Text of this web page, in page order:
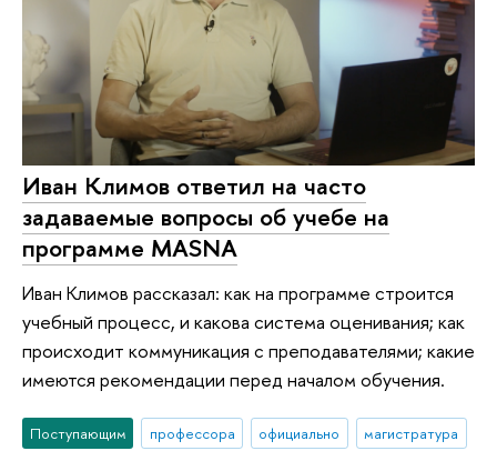
Иван Климов ответил на часто
задаваемые вопросы об учебе на
программе MASNA
Иван Климов рассказал: как на программе строится
учебный процесс, и какова система оценивания; как
происходит коммуникация с преподавателями; какие
имеются рекомендации перед началом обучения.
Поступающим профессора официально
магистратура